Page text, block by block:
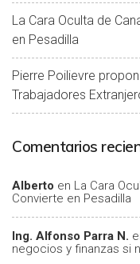
La Cara Oculta de
en Pesadilla
Pierre Poilievre
Trabajadores
Comentarios
Alberto en La Cara
Convierte en Pesadilla
Ing. Alfonso Parra N.
negocios y finanzas si